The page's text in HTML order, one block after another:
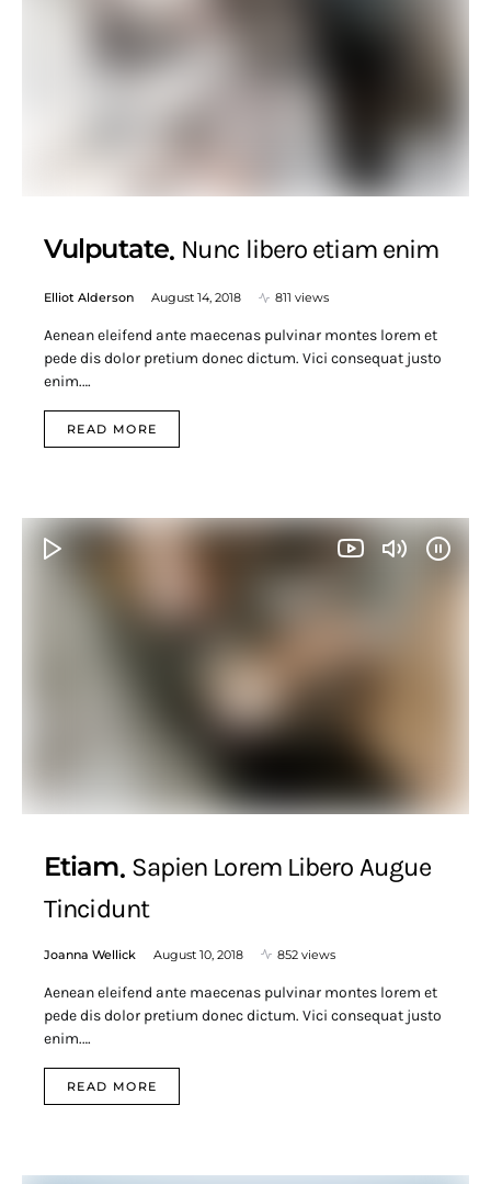
Vulputate Nunc libero etiam enim
Elliot Alderson August 14, 2018 811 views
Aenean eleifend ante maecenas pulvinar montes lorem et
pede dis dolor pretium donec dictum. Vici consequat justo
enim.…
READ MORE
Etiam Sapien Lorem Libero Augue
Tincidunt
Joanna Wellick August 10, 2018 852 views
Aenean eleifend ante maecenas pulvinar montes lorem et
pede dis dolor pretium donec dictum. Vici consequat justo
enim.…
READ MORE